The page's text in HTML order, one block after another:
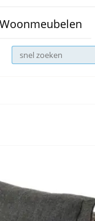
Woonmeubelen